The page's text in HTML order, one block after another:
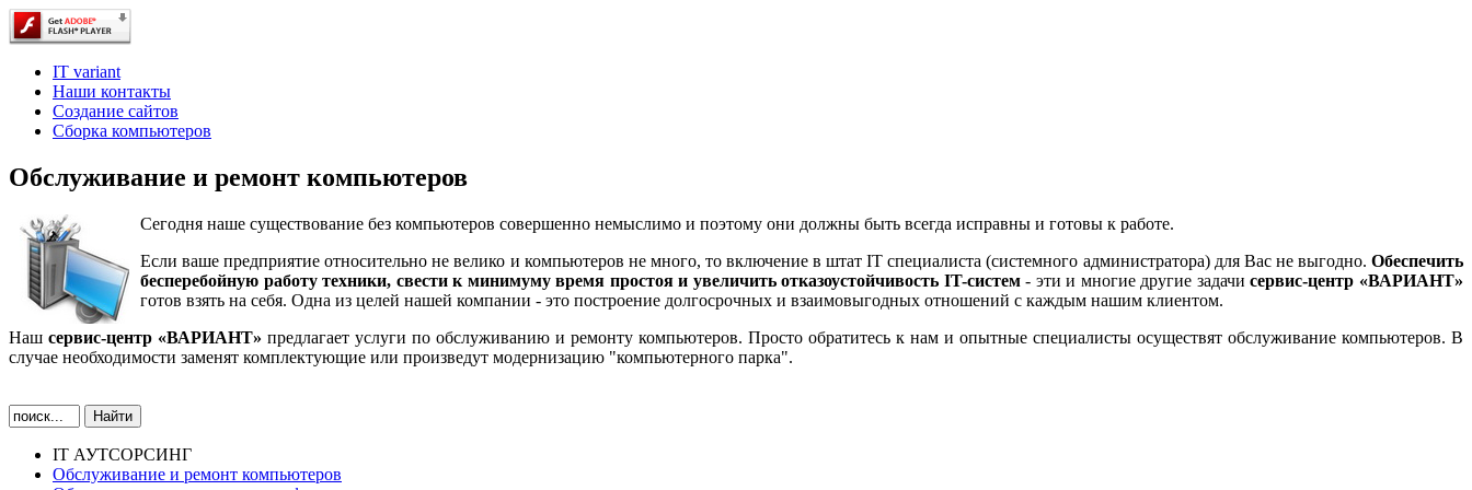
IT variant
Наши контакты
Создание сайтов
Сборка компьютеров
Обслуживание и ремонт компьютеров
Сегодня наше существование без компьютеров совершенно немыслимо и поэтому они должны быть всегда исправны и готовы к работе.
Если ваше предприятие относительно не велико и компьютеров не много, то включение в штат IT специалиста (системного администратора) для Вас не выгодно. Обеспечить
бесперебойную работу техники, свести к минимуму время простоя и увеличить отказоустойчивость IT-систем- эти и многие другие задачисервис-центр «ВАРИАНТ»
готов взять на себя. Одна из целей нашей компании - это построение долгосрочных и взаимовыгодных отношений с каждым нашим клиентом.
Наш сервис-центр «ВАРИАНТ» предлагает услуги по обслуживанию и ремонту компьютеров. Просто обратитесь к нам и опытные специалисты осуществят обслуживание компьютеров. В
случае необходимости заменят комплектующие или произведут модернизацию "компьютерного парка".
IT АУТСОРСИНГ
Обслуживание и ремонт компьютеров